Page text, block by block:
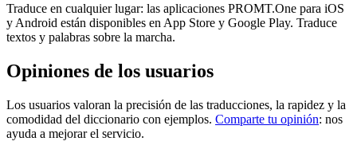
Traduce en cualquier lugar: las aplicaciones PROMT.One para iOS
y Android están disponibles en App Store y Google Play. Traduce
textos y palabras sobre la marcha.
Opiniones de los usuarios
Los usuarios valoran la precisión de las traducciones, la rapidez y la
comodidad del diccionario con ejemplos. Comparte tu opinión: nos
ayuda a mejorar el servicio.